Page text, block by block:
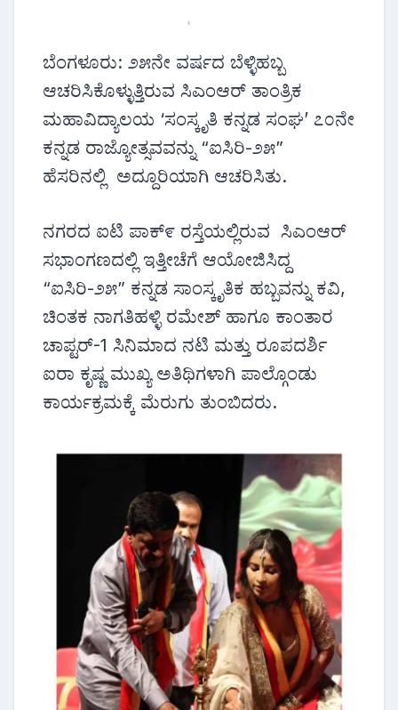
ಬೆಂಗಳೂರು: ೨೫ನೇ ವರ್ಷದ ಬೆಳ್ಳಿಹಬ್ಬ
ಆಚರಿಸಿಕೊಳ್ಳುತ್ತಿರುವ ಸಿಎಂಆರ್ ತಾಂತ್ರಿಕ
ಮಹಾವಿದ್ಯಾಲಯ ‘ಸಂಸ್ಕೃತಿ ಕನ್ನಡ ಸಂಘ’ ೭೦ನೇ
ಕನ್ನಡ ರಾಜ್ಯೋತ್ಸವವನ್ನು “ಐಸಿರಿ-೨೫”
ಹೆಸರಿನಲ್ಲಿ ಅದ್ದೂರಿಯಾಗಿ ಆಚರಿಸಿತು.
ನಗರದ ಐಟಿ ಪಾಕ್೯ ರಸ್ತೆಯಲ್ಲಿರುವ ಸಿಎಂಆರ್
ಸಭಾಂಗಣದಲ್ಲಿ ಇತ್ತೀಚೆಗೆ ಆಯೋಜಿಸಿದ್ದ
“ಐಸಿರಿ-೨೫” ಕನ್ನಡ ಸಾಂಸ್ಕೃತಿಕ ಹಬ್ಬವನ್ನು ಕವಿ,
ಚಿಂತಕ ನಾಗತಿಹಳ್ಳಿ ರಮೇಶ್ ಹಾಗೂ ಕಾಂತಾರ
ಚಾಪ್ಟರ್-1 ಸಿನಿಮಾದ ನಟಿ ಮತ್ತು ರೂಪದರ್ಶಿ
ಐರಾ ಕೃಷ್ಣ ಮುಖ್ಯ ಅತಿಥಿಗಳಾಗಿ ಪಾಲ್ಗೊಂಡು
ಕಾರ್ಯಕ್ರಮಕ್ಕೆ ಮೆರುಗು ತುಂಬಿದರು.